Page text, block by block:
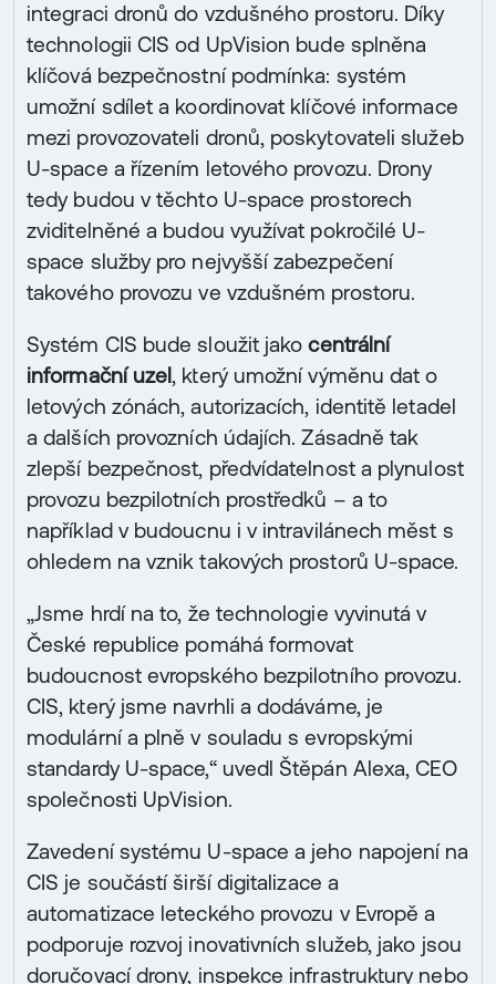
integraci dronů do vzdušného prostoru. Díky
technologii CIS od UpVision bude splněna
klíčová bezpečnostní podmínka: systém
umožní sdílet a koordinovat klíčové informace
mezi provozovateli dronů, poskytovateli služeb
U-space a řízením letového provozu. Drony
tedy budou v těchto U-space prostorech
zviditelněné a budou využívat pokročilé U-
space služby pro nejvyšší zabezpečení
takového provozu ve vzdušném prostoru.
Systém CIS bude sloužit jakocentrální
informační uzel, který umožní výměnu dat o
letových zónách, autorizacích, identitě letadel
a dalších provozních údajích. Zásadně tak
zlepší bezpečnost, předvídatelnost a plynulost
provozu bezpilotních prostředků – a to
například v budoucnu i v intravilánech měst s
ohledem na vznik takových prostorů U-space.
„Jsme hrdí na to, že technologie vyvinutá v
České republice pomáhá formovat
budoucnost evropského bezpilotního provozu.
CIS, který jsme navrhli a dodáváme, je
modulární a plně v souladu s evropskými
standardy U-space,“ uvedl Štěpán Alexa, CEO
společnosti UpVision.
Zavedení systému U-space a jeho napojení na
CIS je součástí širší digitalizace a
automatizace leteckého provozu v Evropě a
podporuje rozvoj inovativních služeb, jako jsou
doručovací drony, inspekce infrastruktury nebo